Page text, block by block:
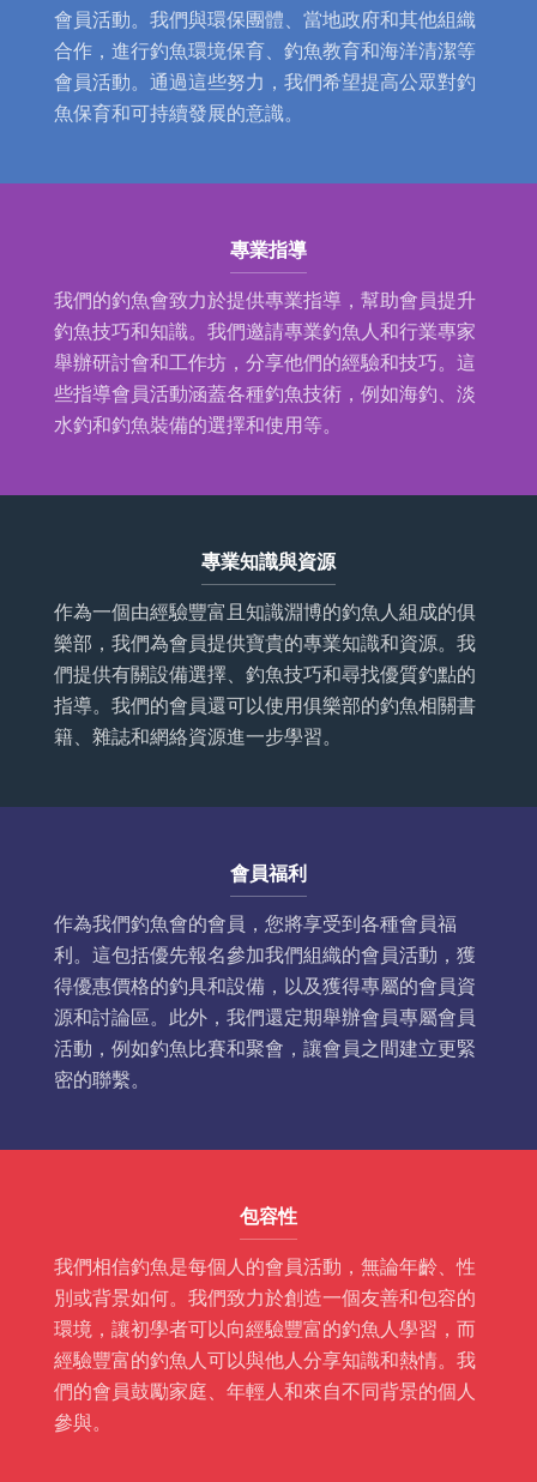
會員活動。我們與環保團體、當地政府和其他組織
合作，進行釣魚環境保育、釣魚教育和海洋清潔等
會員活動。通過這些努力，我們希望提高公眾對釣
魚保育和可持續發展的意識。
專業指導
我們的釣魚會致力於提供專業指導，幫助會員提升
釣魚技巧和知識。我們邀請專業釣魚人和行業專家
舉辦研討會和工作坊，分享他們的經驗和技巧。這
些指導會員活動涵蓋各種釣魚技術，例如海釣、淡
水釣和釣魚裝備的選擇和使用等。
專業知識與資源
作為一個由經驗豐富且知識淵博的釣魚人組成的俱
樂部，我們為會員提供寶貴的專業知識和資源。我
們提供有關設備選擇、釣魚技巧和尋找優質釣點的
指導。我們的會員還可以使用俱樂部的釣魚相關書
籍、雜誌和網絡資源進一步學習。
會員福利
作為我們釣魚會的會員，您將享受到各種會員福
利。這包括優先報名參加我們組織的會員活動，獲
得優惠價格的釣具和設備，以及獲得專屬的會員資
源和討論區。此外，我們還定期舉辦會員專屬會員
活動，例如釣魚比賽和聚會，讓會員之間建立更緊
密的聯繫。
包容性
我們相信釣魚是每個人的會員活動，無論年齡、性
別或背景如何。我們致力於創造一個友善和包容的
環境，讓初學者可以向經驗豐富的釣魚人學習，而
經驗豐富的釣魚人可以與他人分享知識和熱情。我
們的會員鼓勵家庭、年輕人和來自不同背景的個人
參與。